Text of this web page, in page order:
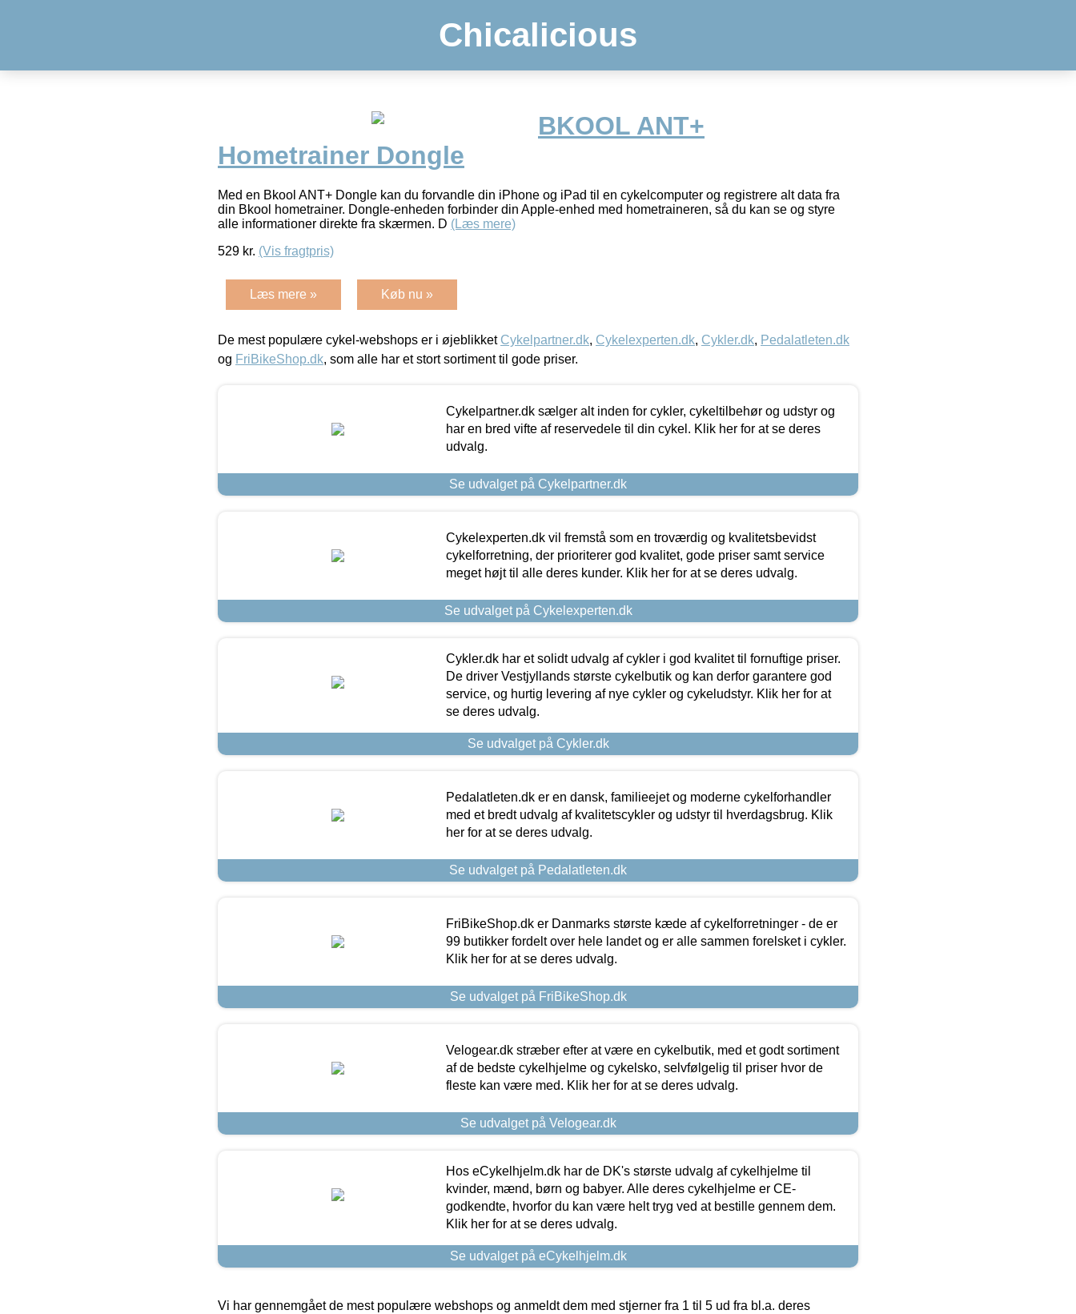
Chicalicious
BKOOL ANT+
Hometrainer Dongle
Med en Bkool ANT+ Dongle kan du forvandle din iPhone og iPad til en cykelcomputer og registrere alt data fra
din Bkool hometrainer. Dongle-enheden forbinder din Apple-enhed med hometraineren, så du kan se og styre
alle informationer direkte fra skærmen. D (Læs mere)
529 kr. (Vis fragtpris)
Læs mere » Køb nu »
De mest populære cykel-webshops er i øjeblikket Cykelpartner.dk, Cykelexperten.dk, Cykler.dk, Pedalatleten.dk
og FriBikeShop.dk, som alle har et stort sortiment til gode priser.
Cykelpartner.dk sælger alt inden for cykler, cykeltilbehør og udstyr og
har en bred vifte af reservedele til din cykel. Klik her for at se deres
udvalg.
Se udvalget på Cykelpartner.dk
Cykelexperten.dk vil fremstå som en troværdig og kvalitetsbevidst
cykelforretning, der prioriterer god kvalitet, gode priser samt service
meget højt til alle deres kunder. Klik her for at se deres udvalg.
Se udvalget på Cykelexperten.dk
Cykler.dk har et solidt udvalg af cykler i god kvalitet til fornuftige priser.
De driver Vestjyllands største cykelbutik og kan derfor garantere god
service, og hurtig levering af nye cykler og cykeludstyr. Klik her for at
se deres udvalg.
Se udvalget på Cykler.dk
Pedalatleten.dk er en dansk, familieejet og moderne cykelforhandler
med et bredt udvalg af kvalitetscykler og udstyr til hverdagsbrug. Klik
her for at se deres udvalg.
Se udvalget på Pedalatleten.dk
FriBikeShop.dk er Danmarks største kæde af cykelforretninger - de er
99 butikker fordelt over hele landet og er alle sammen forelsket i cykler.
Klik her for at se deres udvalg.
Se udvalget på FriBikeShop.dk
Velogear.dk stræber efter at være en cykelbutik, med et godt sortiment
af de bedste cykelhjelme og cykelsko, selvfølgelig til priser hvor de
fleste kan være med. Klik her for at se deres udvalg.
Se udvalget på Velogear.dk
Hos eCykelhjelm.dk har de DK's største udvalg af cykelhjelme til
kvinder, mænd, børn og babyer. Alle deres cykelhjelme er CE-
godkendte, hvorfor du kan være helt tryg ved at bestille gennem dem.
Klik her for at se deres udvalg.
Se udvalget på eCykelhjelm.dk
Vi har gennemgået de mest populære webshops og anmeldt dem med stjerner fra 1 til 5 ud fra bl.a. deres